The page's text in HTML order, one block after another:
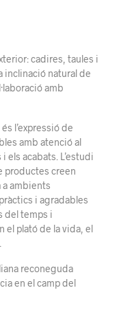
cadires, taules i
inclinació natural de
amb
l’expressió de
amb atenció al
els acabats. L’estudi
productes creen
a ambients
i agradables
del temps i
el plató de la vida, el
reconeguda
en el camp del